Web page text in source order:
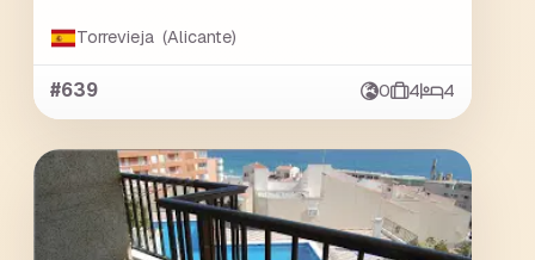
Torrevieja (Alicante)
#639 0 4 4